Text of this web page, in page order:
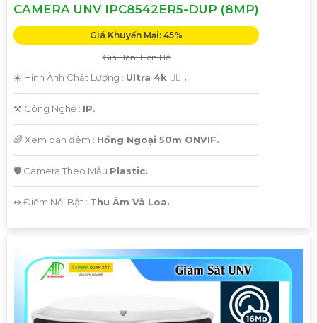
CAMERA UNV IPC8542ER5-DUP (8MP)
Giá Khuyến Mại: 45%
Giá Bán: Liên Hệ
☀️ Hình Ành Chất Lượng : Ultra 4k 👍🏾 .
⚒ Công Nghệ : IP.
🌈 Xem ban đêm : Hồng Ngoại 50m ONVIF.
🛡 Camera Theo Mẫu Plastic.
️↭ Điểm Nỗi Bật : Thu Âm Và Loa.